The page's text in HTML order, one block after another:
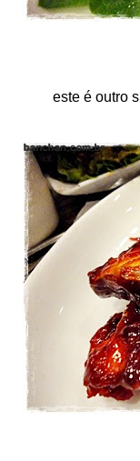
este é outro